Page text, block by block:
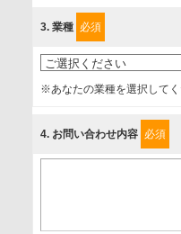
上げます。
事業者名
個人情報保護責任者
3. 業種 必須
※あなたの業種を選択してく
4. お問い合わせ内容 必須